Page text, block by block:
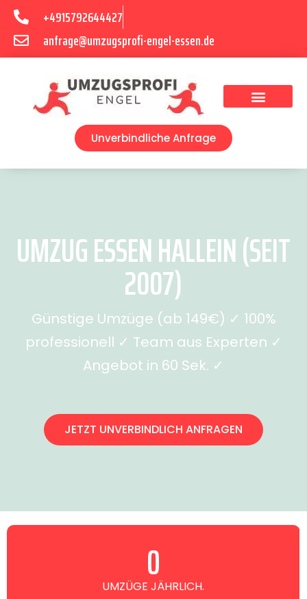
+4915792644427
anfrage@umzugsprofi-engel-essen.de
Unverbindliche Anfrage
UMZUG ESSEN HALLEIN (SEIT
2007)
Günstige Umzüge (ab 149€) ✓ 100%
professionell ✓ Team aus Experten ✓
Angebot in 60 Sek. ✓
JETZT UNVERBINDLICH ANFRAGEN
UMZÜGE JÄHRLICH.
0